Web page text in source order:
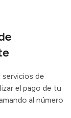
de
el pago de tu
al número